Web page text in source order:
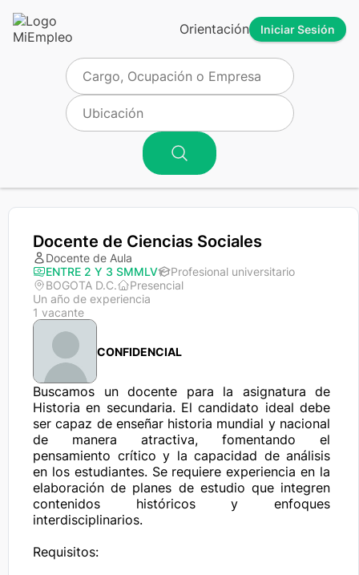
Orientación Iniciar Sesión
Docente de Ciencias Sociales
Docente de Aula
ENTRE 2 Y 3 SMMLV
Profesional universitario
BOGOTA D.C.
Presencial
Un año de experiencia
1 vacante
CONFIDENCIAL
Buscamos un docente para la asignatura de
Historia en secundaria. El candidato ideal debe
ser capaz de enseñar historia mundial y nacional
de manera atractiva, fomentando el
pensamiento crítico y la capacidad de análisis
en los estudiantes. Se requiere experiencia en la
elaboración de planes de estudio que integren
contenidos históricos y enfoques
interdisciplinarios.
Requisitos: